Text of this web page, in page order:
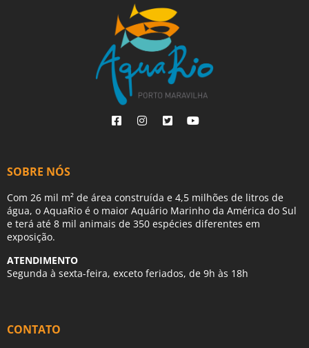
SOBRE NÓS
Com 26 mil m² de área construída e 4,5 milhões de litros de
água, o AquaRio é o maior Aquário Marinho da América do Sul
e terá até 8 mil animais de 350 espécies diferentes em
exposição.
ATENDIMENTO
Segunda à sexta-feira, exceto feriados, de 9h às 18h
CONTATO